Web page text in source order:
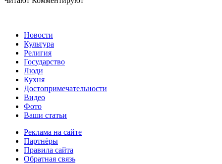
Новости
Культура
Религия
Государство
Люди
Кухня
Достопримечательности
Видео
Фото
Ваши статьи
Реклама на сайте
Партнёры
Правила сайта
Обратная связь